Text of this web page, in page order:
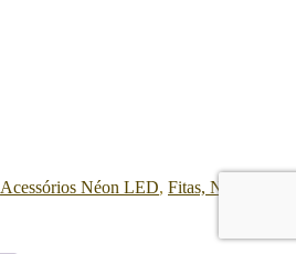
Acessórios Néon LED, Fitas, Néon